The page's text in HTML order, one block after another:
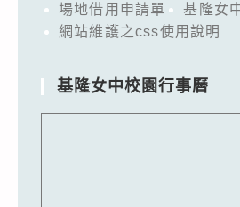
場地借用申請單
基隆女
網站維護之css使用說明
基隆女中校園行事曆